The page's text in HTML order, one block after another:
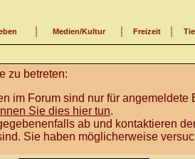
Medien/Kultur Freizeit
zu betreten:
im Forum sind nur für
Sie dies hier tun.
ab und kontaktieren
Sie haben möglicherweise